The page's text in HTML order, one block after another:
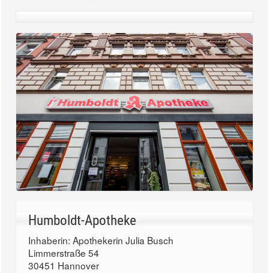
Humboldt-Apotheke
Inhaberin: Apothekerin Julia Busch
Limmerstraße 54
30451 Hannover